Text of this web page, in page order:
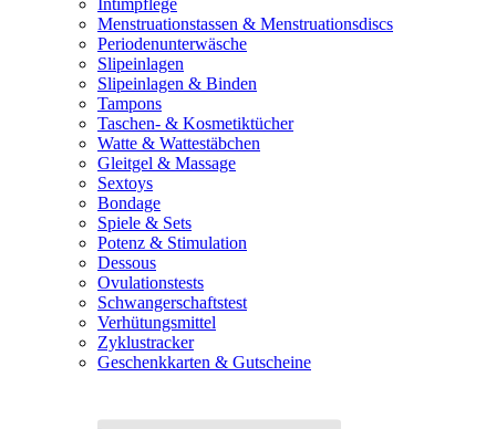
Intimpflege
Menstruationstassen & Menstruationsdiscs
Periodenunterwäsche
Slipeinlagen
Slipeinlagen & Binden
Tampons
Taschen- & Kosmetiktücher
Watte & Wattestäbchen
Gleitgel & Massage
Sextoys
Bondage
Spiele & Sets
Potenz & Stimulation
Dessous
Ovulationstests
Schwangerschaftstest
Verhütungsmittel
Zyklustracker
Geschenkkarten & Gutscheine